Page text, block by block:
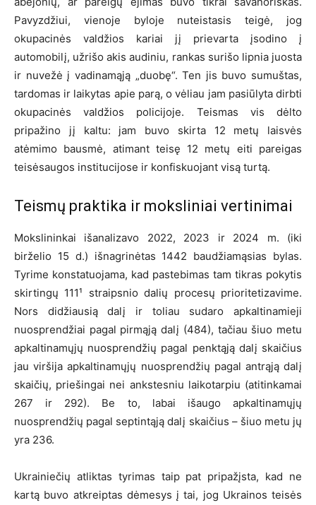
Pavyzdžiui, vienoje byloje nuteistasis teigė, jog
okupacinės valdžios kariai jį prievarta įsodino į
automobilį, užrišo akis audiniu, rankas surišo lipnia juosta
ir nuvežė į vadinamąją „duobę“. Ten jis buvo sumuštas,
tardomas ir laikytas apie parą, o vėliau jam pasiūlyta dirbti
okupacinės valdžios policijoje. Teismas vis dėlto
pripažino jį kaltu: jam buvo skirta 12 metų laisvės
atėmimo bausmė, atimant teisę 12 metų eiti pareigas
teisėsaugos institucijose ir konfiskuojant visą turtą.
Teismų praktika ir moksliniai vertinimai
Mokslininkai išanalizavo 2022, 2023 ir 2024 m. (iki
birželio 15 d.) išnagrinėtas 1442 baudžiamąsias bylas.
Tyrime konstatuojama, kad pastebimas tam tikras pokytis
skirtingų 111¹ straipsnio dalių procesų prioritetizavime.
Nors didžiausią dalį ir toliau sudaro apkaltinamieji
nuosprendžiai pagal pirmąją dalį (484), tačiau šiuo metu
apkaltinamųjų nuosprendžių pagal penktąją dalį skaičius
jau viršija apkaltinamųjų nuosprendžių pagal antrąją dalį
skaičių, priešingai nei ankstesniu laikotarpiu (atitinkamai
267 ir 292). Be to, labai išaugo apkaltinamųjų
nuosprendžių pagal septintąją dalį skaičius – šiuo metu jų
yra 236.
Ukrainiečių atliktas tyrimas taip pat pripažįsta, kad ne
kartą buvo atkreiptas dėmesys į tai, jog Ukrainos teisės